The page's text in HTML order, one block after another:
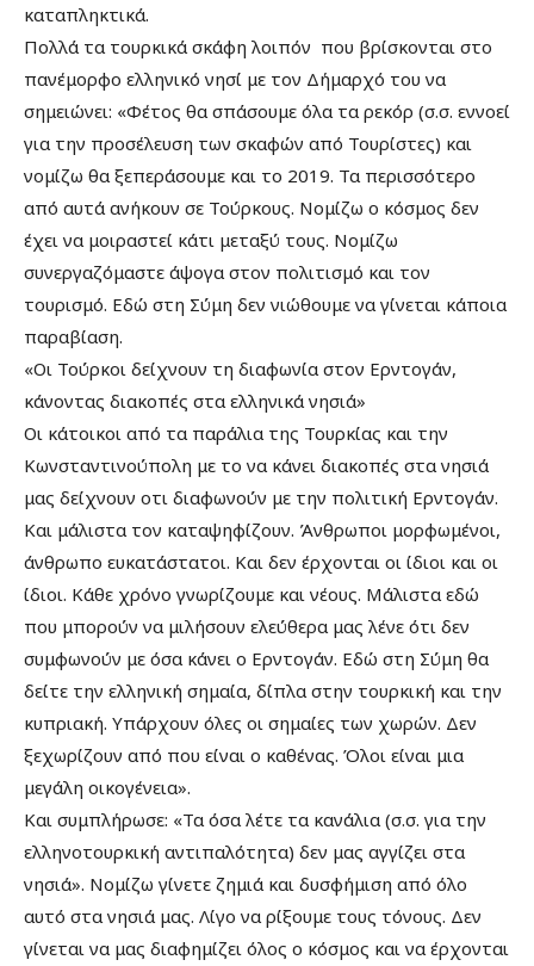
καταπληκτικά.
Πολλά τα τουρκικά σκάφη λοιπόν που βρίσκονται στο
πανέμορφο ελληνικό νησί με τον Δήμαρχό του να
σημειώνει: «Φέτος θα σπάσουμε όλα τα ρεκόρ (σ.σ. εννοεί
για την προσέλευση των σκαφών από Τουρίστες) και
νομίζω θα ξεπεράσουμε και το 2019. Τα περισσότερο
από αυτά ανήκουν σε Τούρκους. Νομίζω ο κόσμος δεν
έχει να μοιραστεί κάτι μεταξύ τους. Νομίζω
συνεργαζόμαστε άψογα στον πολιτισμό και τον
τουρισμό. Εδώ στη Σύμη δεν νιώθουμε να γίνεται κάποια
παραβίαση.
«Οι Τούρκοι δείχνουν τη διαφωνία στον Ερντογάν,
κάνοντας διακοπές στα ελληνικά νησιά»
Οι κάτοικοι από τα παράλια της Τουρκίας και την
Κωνσταντινούπολη με το να κάνει διακοπές στα νησιά
μας δείχνουν οτι διαφωνούν με την πολιτική Ερντογάν.
Και μάλιστα τον καταψηφίζουν. Άνθρωποι μορφωμένοι,
άνθρωπο ευκατάστατοι. Και δεν έρχονται οι ίδιοι και οι
ίδιοι. Κάθε χρόνο γνωρίζουμε και νέους. Μάλιστα εδώ
που μπορούν να μιλήσουν ελεύθερα μας λένε ότι δεν
συμφωνούν με όσα κάνει ο Ερντογάν. Εδώ στη Σύμη θα
δείτε την ελληνική σημαία, δίπλα στην τουρκική και την
κυπριακή. Υπάρχουν όλες οι σημαίες των χωρών. Δεν
ξεχωρίζουν από που είναι ο καθένας. Όλοι είναι μια
μεγάλη οικογένεια».
Και συμπλήρωσε: «Τα όσα λέτε τα κανάλια (σ.σ. για την
ελληνοτουρκική αντιπαλότητα) δεν μας αγγίζει στα
νησιά». Νομίζω γίνετε ζημιά και δυσφήμιση από όλο
αυτό στα νησιά μας. Λίγο να ρίξουμε τους τόνους. Δεν
γίνεται να μας διαφημίζει όλος ο κόσμος και να έρχονται